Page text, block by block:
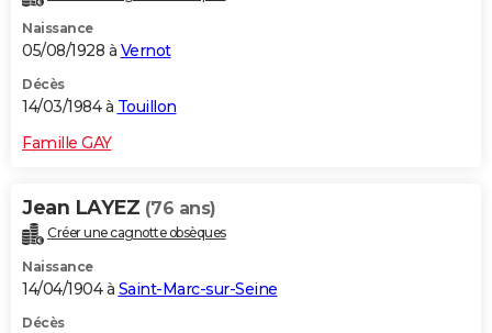
Naissance
05/08/1928 à Vernot
Décès
14/03/1984 à Touillon
Famille GAY
Jean LAYEZ (76 ans)
Créer une cagnotte obsèques
Naissance
14/04/1904 à Saint-Marc-sur-Seine
Décès